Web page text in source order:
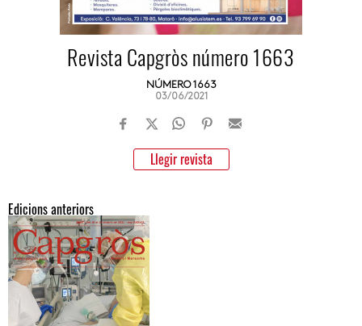
Revista Capgròs número 1663
NÚMERO 1663
03/06/2021
Llegir revista
Edicions anteriors